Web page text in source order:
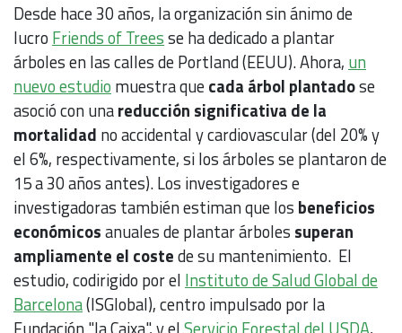
Desde hace 30 años, la organización sin ánimo de
lucro Friends of Treesse ha dedicado a plantar
árboles en las calles de Portland (EEUU). Ahora, un
nuevo estudio muestra quecada árbol plantadose
asoció con unareducción significativa de la
mortalidad no accidental y cardiovascular (del 20% y
el 6%, respectivamente, si los árboles se plantaron de
15 a 30 años antes). Los investigadores e
investigadoras también estiman que los beneficios
económicosanuales de plantar árboles superan
ampliamente el costede su mantenimiento. El
estudio, codirigido por el Instituto de Salud Global de
Barcelona(ISGlobal), centro impulsado por la